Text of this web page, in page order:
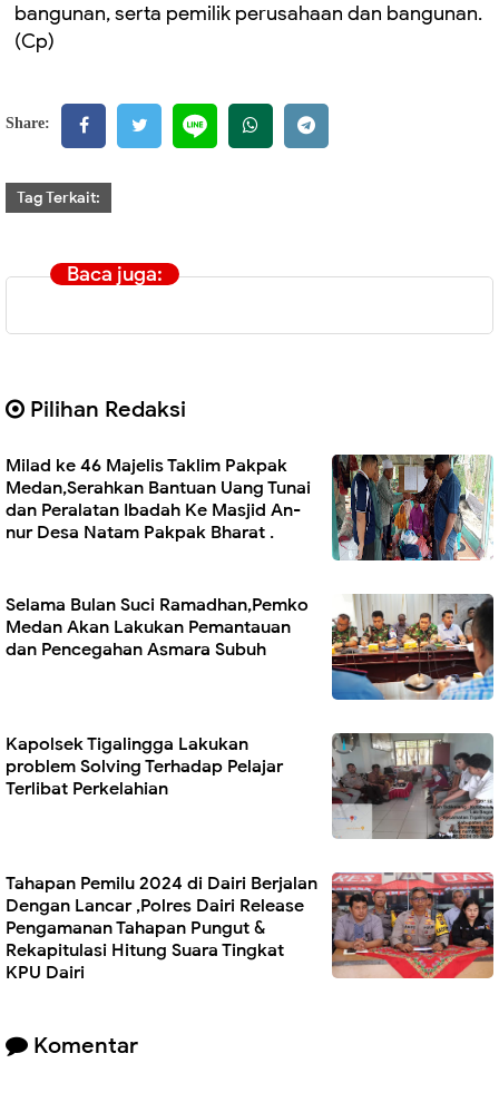
bangunan, serta pemilik perusahaan dan bangunan.
(Cp)
Share:
Tag Terkait:
Baca juga:
Pilihan Redaksi
Milad ke 46 Majelis Taklim Pakpak
Medan,Serahkan Bantuan Uang Tunai
dan Peralatan Ibadah Ke Masjid An-
nur Desa Natam Pakpak Bharat .
Selama Bulan Suci Ramadhan,Pemko
Medan Akan Lakukan Pemantauan
dan Pencegahan Asmara Subuh
Kapolsek Tigalingga Lakukan
problem Solving Terhadap Pelajar
Terlibat Perkelahian
Tahapan Pemilu 2024 di Dairi Berjalan
Dengan Lancar ,Polres Dairi Release
Pengamanan Tahapan Pungut &
Rekapitulasi Hitung Suara Tingkat
KPU Dairi
Komentar